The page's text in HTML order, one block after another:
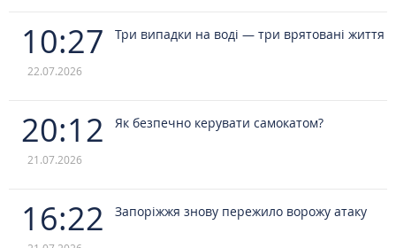
10:27
22.07.2026
Три випадки на воді — три врятовані життя
20:12
21.07.2026
Як безпечно керувати самокатом?
16:22 Запоріжжя знову пережило ворожу атаку